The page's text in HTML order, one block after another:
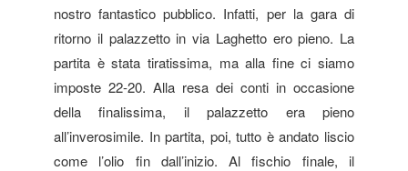
nostro fantastico pubblico. Infatti, per la gara di
ritorno il palazzetto in via Laghetto ero pieno. La
partita è stata tiratissima, ma alla fine ci siamo
imposte 22-20. Alla resa dei conti in occasione
della finalissima, il palazzetto era pieno
all’inverosimile. In partita, poi, tutto è andato liscio
come l’olio fin dall’inizio. Al fischio finale, il